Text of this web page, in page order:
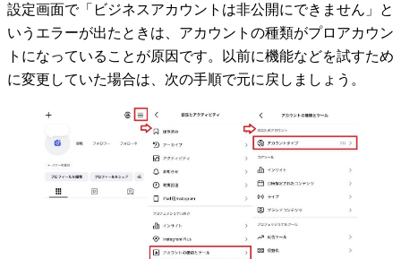
設定画面で「ビジネスアカウントは非公開にできません」と
いうエラーが出たときは、アカウントの種類がプロアカウン
トになっていることが原因です。以前に機能などを試すため
に変更していた場合は、次の手順で元に戻しましょう。